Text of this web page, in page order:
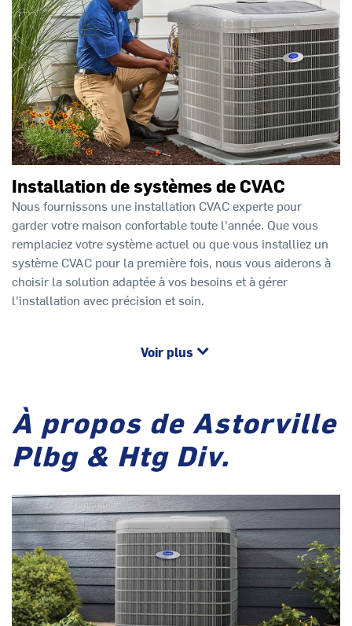
Installation de systèmes de CVAC
Nous fournissons une installation CVAC experte pour
garder votre maison confortable toute l'année. Que vous
remplaciez votre système actuel ou que vous installiez un
système CVAC pour la première fois, nous vous aiderons à
choisir la solution adaptée à vos besoins et à gérer
l'installation avec précision et soin.
Voir plus
À propos de Astorville
Plbg & Htg Div.